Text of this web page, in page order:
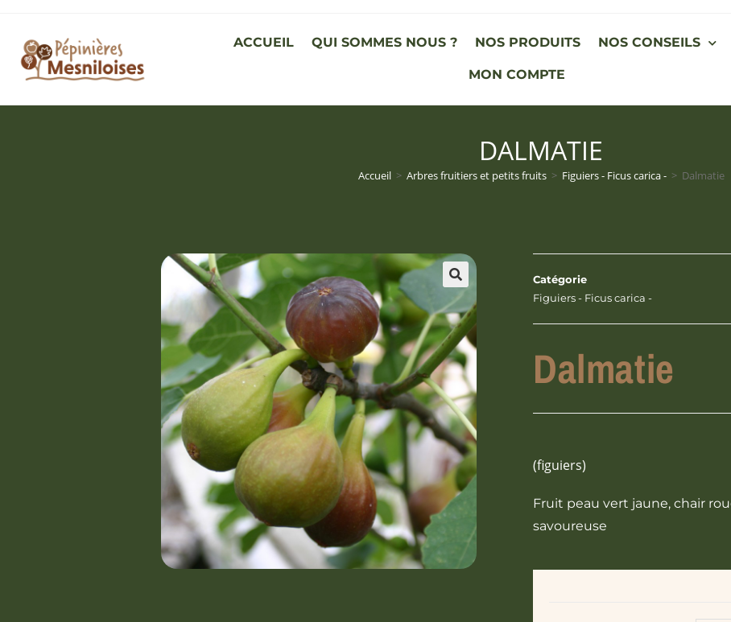
ACCUEIL QUI SOMMES NOUS ? NOS PRODUITS NOS CONSEILS
MON COMPTE
DALMATIE
Accueil > Arbres fruitiers et petits fruits > Figuiers - Ficus carica - > Dalmatie
Catégorie
Figuiers - Ficus carica -
Dalmatie
(figuiers)
Fruit peau vert jaune, chair
savoureuse